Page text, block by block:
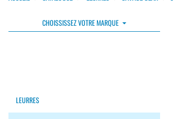
CHOISSISSEZ VOTRE MARQUE
LEURRES